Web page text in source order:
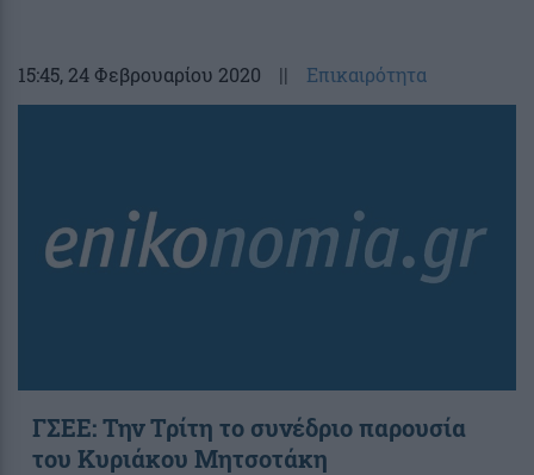
15:45, 24 Φεβρουαρίου 2020 || Επικαιρότητα
ΓΣΕΕ: Την Τρίτη το συνέδριο παρουσία
του Κυριάκου Μητσοτάκη